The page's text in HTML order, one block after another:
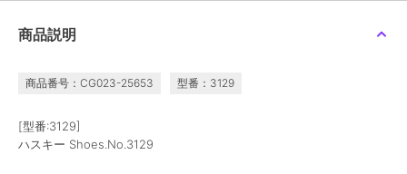
商品説明
商品番号：CG023-25653 型番：3129
[型番:3129]
ハスキー Shoes.No.3129